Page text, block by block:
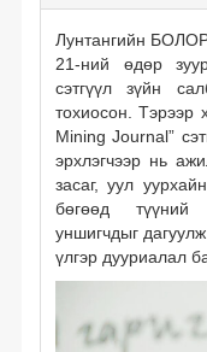
Лунтангийн
21-ний өдөр
сэтгүүл зүйн
тохиосон. Тэрээр
Mining Journal”
эрхлэгчээр нь
засаг, уул
бөгөөд түүний
уншигчдыг
үлгэр дууриалал